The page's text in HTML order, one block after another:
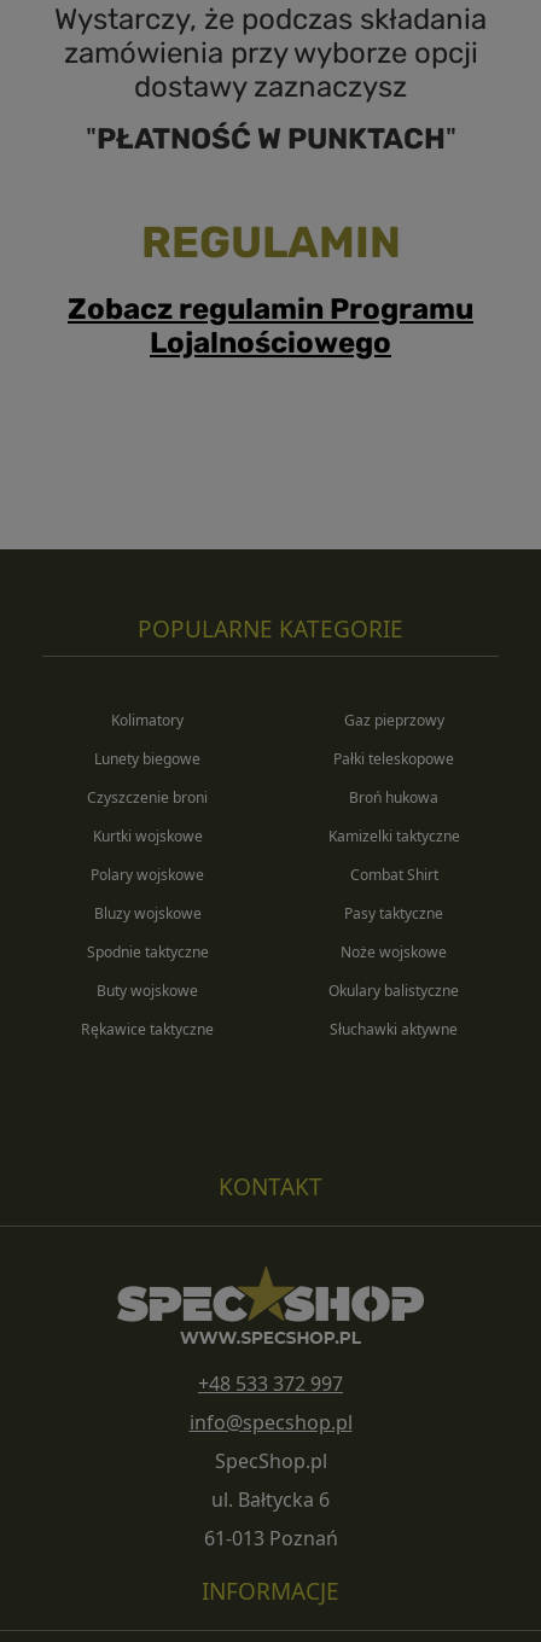
Wystarczy, że podczas składania
zamówienia przy wyborze opcji
dostawy zaznaczysz
"PŁATNOŚĆ W PUNKTACH"
REGULAMIN
Zobacz regulamin Programu
Lojalnościowego
POPULARNE KATEGORIE
Kolimatory
Lunety biegowe
Czyszczenie broni
Gaz pieprzowy
Pałki teleskopowe
Broń hukowa
Kurtki wojskowe
Polary wojskowe
Bluzy wojskowe
Kamizelki taktyczne
Combat Shirt
Pasy taktyczne
Spodnie taktyczne
Buty wojskowe
Rękawice taktyczne
Noże wojskowe
Okulary balistyczne
Słuchawki aktywne
KONTAKT
+48 533 372 997
info@specshop.pl
SpecShop.pl
ul. Bałtycka 6
61-013 Poznań
INFORMACJE